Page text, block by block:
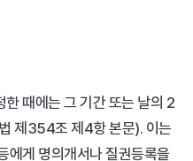
때에는 그 기간 또는 날의 2
제354조 제4항 본문). 이는
에게 명의개서나 질권등록을